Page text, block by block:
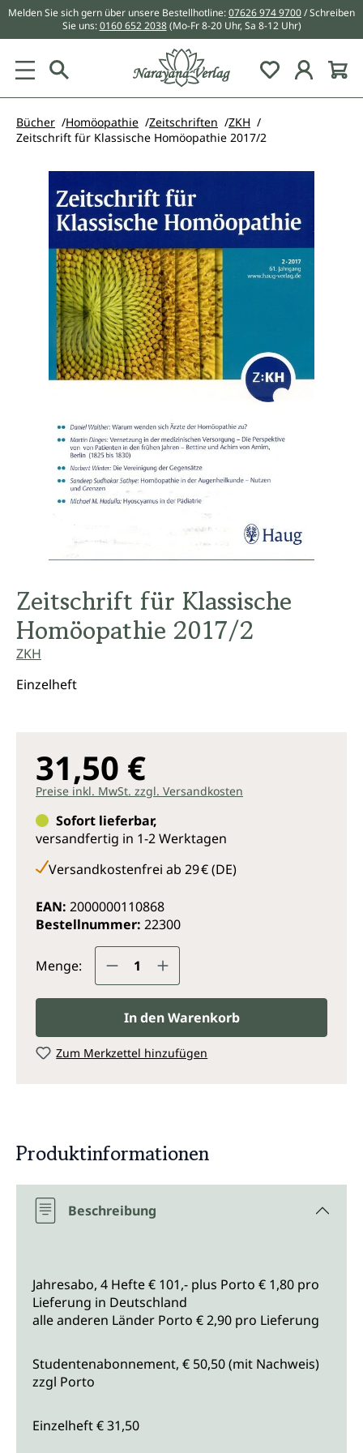
springen
Melden Sie sich gern über unsere Bestellhotline:07626 974 9700/ Schreiben
Sie uns:0160 652 2038 (Mo-Fr 8-20 Uhr, Sa 8-12 Uhr)
Du hast 0
Bücher Homöopathie Zeitschriften
ZKH
Zeitschrift für Klassische Homöopathie 2017/2
Zeitschrift für Klassische
Homöopathie 2017/2
ZKH
Einzelheft
31,50 €
Preise inkl. MwSt. zzgl. Versandkosten
Sofort lieferbar,
versandfertig in 1-2 Werktagen
Versandkostenfrei ab 29 € (DE)
EAN: 2000000110868
Bestellnummer: 22300
Menge: Produkt Anzahl: Gib den
In den Warenkorb
Zum Merkzettel hinzufügen
Produktinformationen
Beschreibung
Jahresabo, 4 Hefte € 101,- plus Porto € 1,80 pro
Lieferung in Deutschland
alle anderen Länder Porto € 2,90 pro Lieferung
Studentenabonnement, € 50,50 (mit Nachweis)
zzgl Porto
Einzelheft € 31,50